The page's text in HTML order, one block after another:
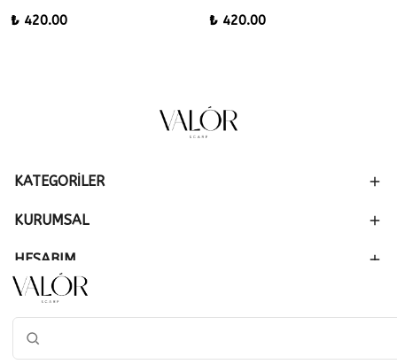
₺ 420.00 ₺ 420.00
KATEGORİLER
KURUMSAL
HESABIM
SİPARİŞ